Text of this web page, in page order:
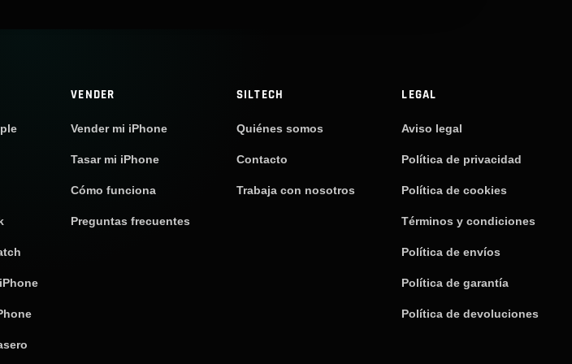
VENDER
Vender mi iPhone
Tasar mi iPhone
Cómo funciona
Preguntas frecuentes
SILTECH
Quiénes somos
Contacto
Trabaja con nosotros
LEGAL
Aviso legal
Política de privacidad
Política de cookies
Términos y condiciones
Política de envíos
Política de garantía
Política de devoluciones